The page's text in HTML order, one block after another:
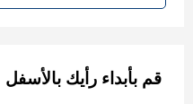
قم بأبداء رأيك بالأسفل